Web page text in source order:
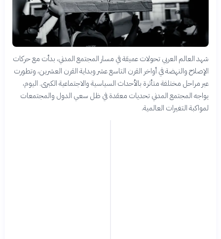
شهد العالم العربي تحولات عميقة في مسار المجتمع المدني، بدأت مع حركات
الإصلاح والنهضة في أواخر القرن التاسع عشر وبداية القرن العشرين، وتطورت
عبر مراحل مختلفة متأثرة بالأحداث السياسية والاجتماعية الكبرى. اليوم،
يواجه المجتمع المدني تحديات معقدة في ظل سعي الدول والمجتمعات
لمواكبة التغيرات العالمية.